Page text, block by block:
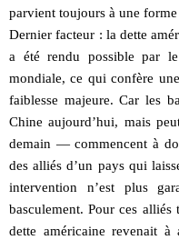
parvient toujours à une
Dernier facteur : la dette
a été rendu possible par
mondiale, ce qui confère
faiblesse majeure. Car les
Chine aujourd’hui, mais
demain — commencent à
des alliés d’un pays qui
intervention n’est plus
basculement. Pour ces
dette américaine revenait à